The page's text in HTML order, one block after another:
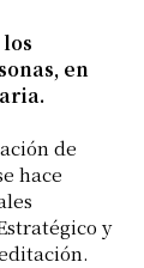
en
de
hace
y